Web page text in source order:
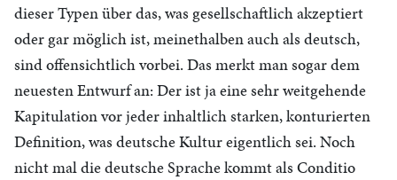
dieser Typen über das, was gesellschaftlich akzeptiert
oder gar möglich ist, meinethalben auch als deutsch,
sind offensichtlich vorbei. Das merkt man sogar dem
neuesten Entwurf an: Der ist ja eine sehr weitgehende
Kapitulation vor jeder inhaltlich starken, konturierten
Definition, was deutsche Kultur eigentlich sei. Noch
nicht mal die deutsche Sprache kommt als Conditio